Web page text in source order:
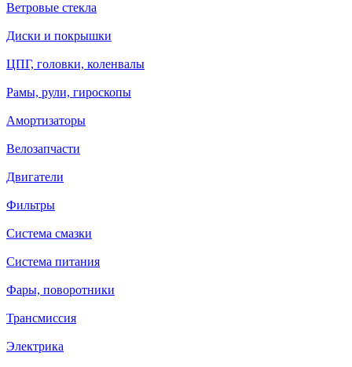
Ветровые стекла
Диски и покрышки
ЦПГ, головки, коленвалы
Рамы, рули, гироскопы
Амортизаторы
Велозапчасти
Двигатели
Фильтры
Система смазки
Система питания
Фары, поворотники
Трансмиссия
Электрика